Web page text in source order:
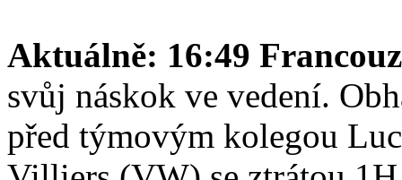
Aktuálně: 16:49
svůj náskok ve vedení.
před týmovým kolegou